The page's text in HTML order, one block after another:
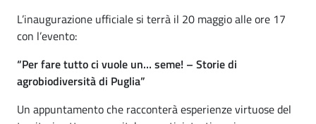
L’inaugurazione ufficiale si terrà il 20 maggio alle ore 17
con l’evento:
“Per fare tutto ci vuole un… seme! – Storie di
agrobiodiversità di Puglia”
Un appuntamento che racconterà esperienze virtuose del